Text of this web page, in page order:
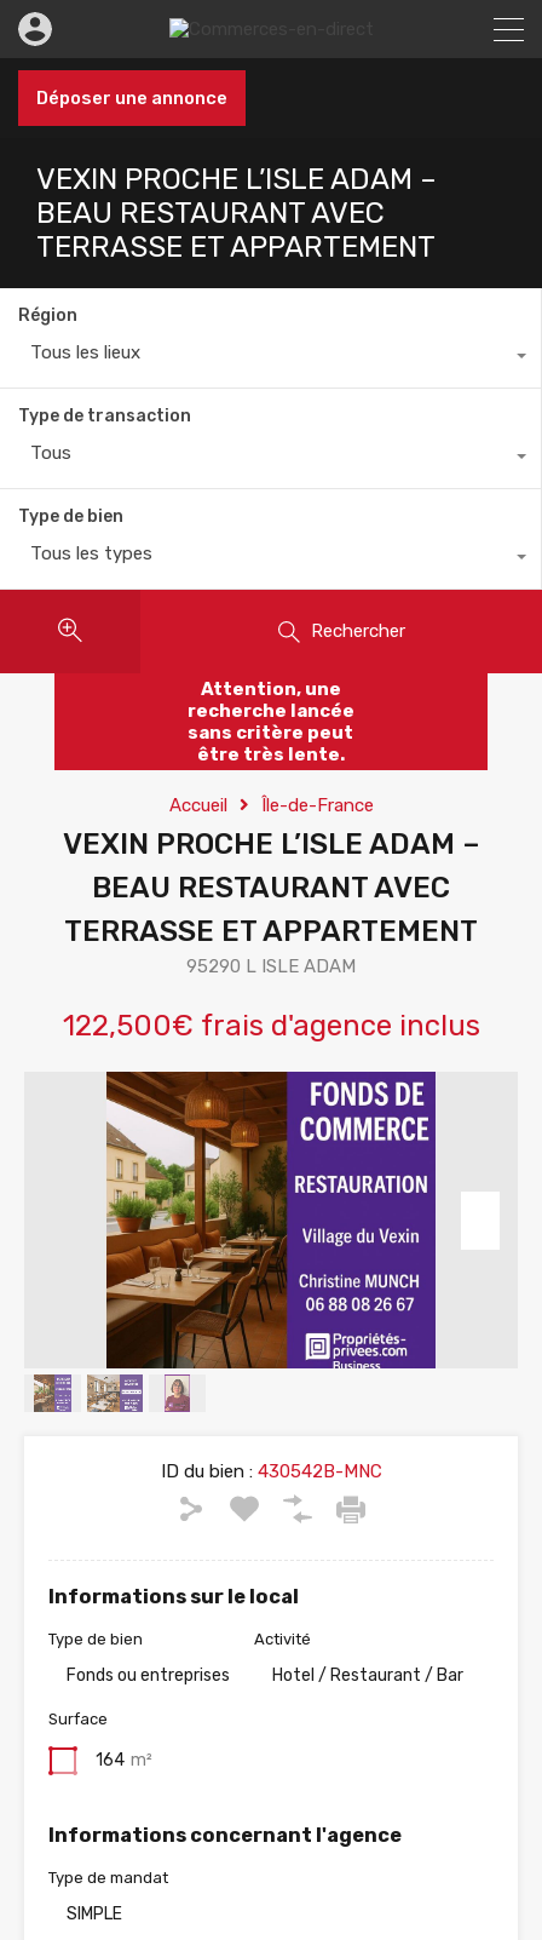
Déposer une annonce
VEXIN PROCHE L’ISLE ADAM –
BEAU RESTAURANT AVEC
TERRASSE ET APPARTEMENT
Région
Tous les lieux
Type de transaction
Tous
Type de bien
Tous les types
Rechercher
Attention, une
recherche lancée
sans critère peut
être très lente.
Accueil Île-de-France
VEXIN PROCHE L’ISLE ADAM –
BEAU RESTAURANT AVEC
TERRASSE ET APPARTEMENT
95290 L ISLE ADAM
122,500€ frais d'agence inclus
ID du bien :430542B-MNC
Informations sur le local
Type de bien
Fonds ou entreprises
Activité
Hotel / Restaurant / Bar
Surface
164 m²
Informations concernant l'agence
Type de mandat
SIMPLE